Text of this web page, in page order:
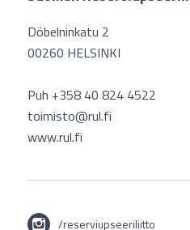
Döbelninkatu 2
00260 HELSINKI
Puh +358 40 824 4522
toimisto@rul.fi
www.rul.fi
/reserviupseeriliitto